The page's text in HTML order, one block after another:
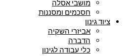
מושבי אסלה
חסכמים ומסננות
ציוד גינון
אביזרי השקיה
הדברה
כלי עבודה לגינון